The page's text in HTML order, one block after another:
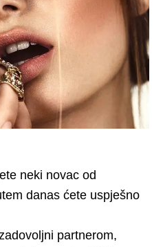
neki novac od
danas ćete uspješno
partnerom,